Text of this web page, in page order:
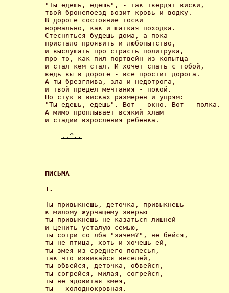
"Ты едешь, едешь", - так твердят виски,
твой бронепоезд возит кровь и водку.
В дороге состояние тоски
нормально, как и шаткая походка.
Стесняться будешь дома, а пока
пристало проявить и любопытство,
и выслушать про страсть политрука,
про то, как пил портвейн из копытца
и стал кем стал. И хочет спать с тобой,
ведь вы в дороге - всё простит дорога.
А ты брезглива, зла и недотрога,
и твой предел мечтания - покой.
Но стук в висках размерен и упрям:
"Ты едешь, едешь". Вот - окно. Вот - полка.
А мимо проплывает всякий хлам
и стадии взросления ребёнка.
..^..
ПИСЬМА
1.
Ты привыкнешь, деточка, привыкнешь
к милому журчащему зверью
ты привыкнешь не казаться лишней
и ценить усталую семью,
ты сотри со лба "зачем?", не бейся,
ты не птица, хоть и хочешь ей,
ты змея из среднего полесья,
так что извивайся веселей,
ты обвейся, деточка, обвейся,
ты согрейся, милая, согрейся,
ты не ядовитая змея,
ты - холоднокровная.